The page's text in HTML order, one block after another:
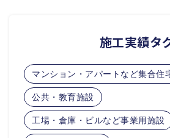
施工実績タ
マンション・アパートなど集合住
公共・教育施設
工場・倉庫・ビルなど事業用施設